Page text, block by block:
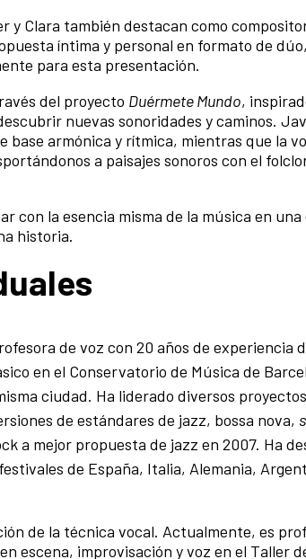
Clara también destacan como
íntima y personal en formato de
para esta presentación.
del proyecto Duérmete Mundo,
nuevas sonoridades y caminos.
armónica y rítmica, mientras que la
a paisajes sonoros con el
la esencia misma de la música en
historia.
de voz con 20 años de experiencia
en el Conservatorio de Música de
ciudad. Ha liderado diversos
de estándares de jazz, bossa nova,
a mejor propuesta de jazz en 2007. Ha
de España, Italia, Alemania,
de la técnica vocal. Actualmente, es
escena, improvisación y voz en el Taller